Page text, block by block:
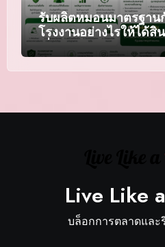
รับผลิตหมอนมาตรฐาน
โรงงานอย่างไรให้ได้
เชื่อถือ
Live Like
บล็อกการตลาดและ